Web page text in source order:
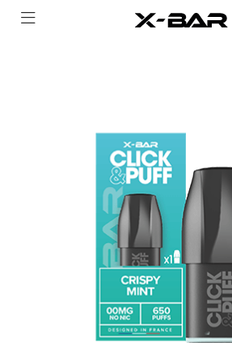
COLLECTIONS
KONTAKTIERE UNS.
WERDEN SIE X-BAR-GROSSHÄNDLER